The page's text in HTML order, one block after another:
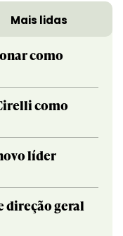
Mais lidas
como
como
líder
direção geral